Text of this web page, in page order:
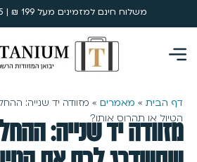
משלוח חינם למזמינים מעל 199 ₪ | 4-5 ימי עסקים
דף הבית » מאמרים » מזוודה יד שנייה:
הטיול או תהרוס אותו?
מזוודה יד שנייה: